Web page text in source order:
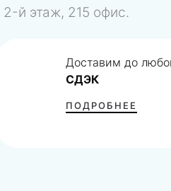
2-й этаж, 215 офис.
Доставим до
СДЭК
ПОДРОБНЕЕ